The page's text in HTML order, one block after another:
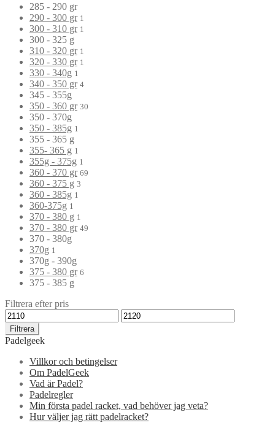
285 - 290 gr
290 - 300 gr 1
300 - 310 gr 1
300 - 325 g
310 - 320 gr 1
320 - 330 gr 1
330 - 340g 1
340 - 350 gr 4
345 - 355g
350 - 360 gr 30
350 - 370g
350 - 385g 1
355 - 365 g
355- 365 g 1
355g - 375g 1
360 - 370 gr 69
360 - 375 g 3
360 - 385g 1
360-375g 1
370 - 380 g 1
370 - 380 gr 49
370 - 380g
370g 1
370g - 390g
375 - 380 gr 6
375 - 385 g
Filtrera efter pris
Filtrera
Padelgeek
Villkor och betingelser
Om PadelGeek
Vad är Padel?
Padelregler
Min första padel racket, vad behöver jag veta?
Hur väljer jag rätt padelracket?